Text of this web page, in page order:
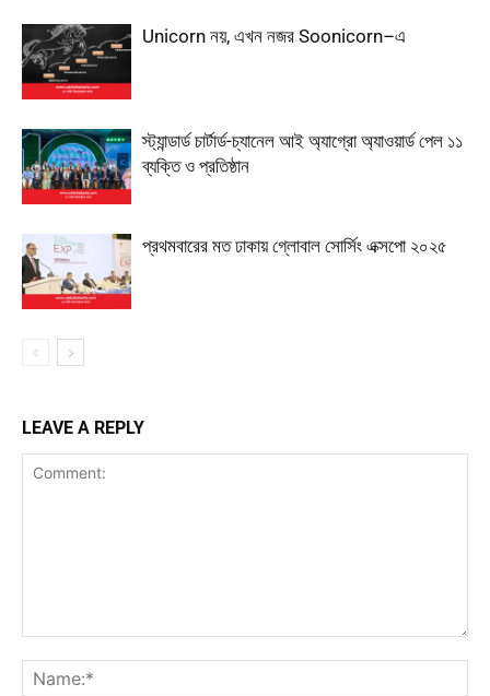
Unicorn নয়, এখন নজর Soonicorn–এ
স্ট্যান্ডার্ড চার্টার্ড-চ্যানেল আই অ্যাগ্রো অ্যাওয়ার্ড পেল ১১
ব্যক্তি ও প্রতিষ্ঠান
প্রথমবারের মত ঢাকায় গ্লোবাল সোর্সিং এক্সপো ২০২৫
LEAVE A REPLY